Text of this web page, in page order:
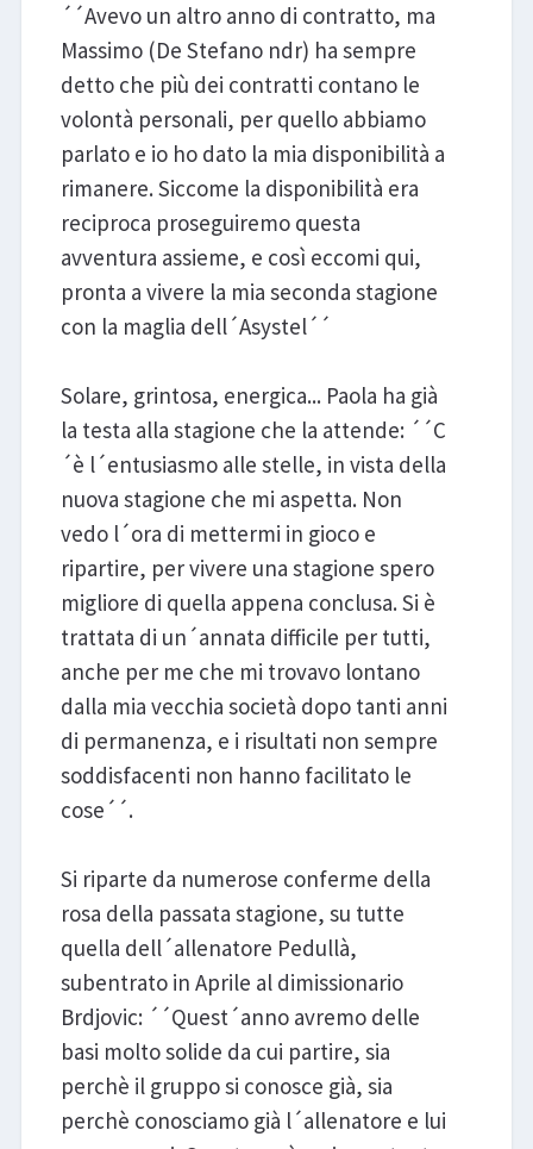
´´Avevo un altro anno di contratto, ma
Massimo (De Stefano ndr) ha sempre
detto che più dei contratti contano le
volontà personali, per quello abbiamo
parlato e io ho dato la mia disponibilità a
rimanere. Siccome la disponibilità era
reciproca proseguiremo questa
avventura assieme, e così eccomi qui,
pronta a vivere la mia seconda stagione
con la maglia dell´Asystel´´
Solare, grintosa, energica... Paola ha già
la testa alla stagione che la attende: ´´C
´è l´entusiasmo alle stelle, in vista della
nuova stagione che mi aspetta. Non
vedo l´ora di mettermi in gioco e
ripartire, per vivere una stagione spero
migliore di quella appena conclusa. Si è
trattata di un´annata difficile per tutti,
anche per me che mi trovavo lontano
dalla mia vecchia società dopo tanti anni
di permanenza, e i risultati non sempre
soddisfacenti non hanno facilitato le
cose´´.
Si riparte da numerose conferme della
rosa della passata stagione, su tutte
quella dell´allenatore Pedullà,
subentrato in Aprile al dimissionario
Brdjovic: ´´Quest´anno avremo delle
basi molto solide da cui partire, sia
perchè il gruppo si conosce già, sia
perchè conosciamo già l´allenatore e lui